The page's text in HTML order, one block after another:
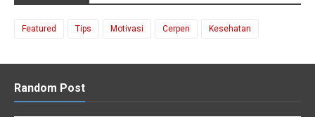
Featured Tips Motivasi Cerpen Kesehatan
Random Post